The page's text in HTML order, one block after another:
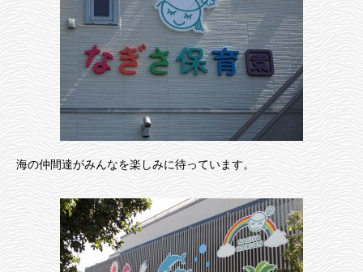
海の仲間達がみんなを楽しみに待っています。